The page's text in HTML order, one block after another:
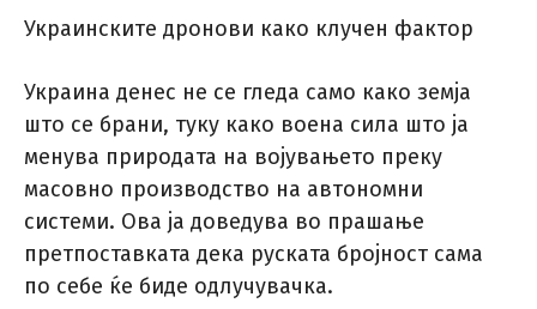
Украинските дронови како клучен фактор
Украина денес не се гледа само како земја
што се брани, туку како воена сила што ја
менува природата на војувањето преку
масовно производство на автономни
системи. Ова ја доведува во прашање
претпоставката дека руската бројност сама
по себе ќе биде одлучувачка.